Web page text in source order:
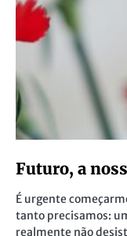
Futuro, a
É urgente
tanto precisamos:
realmente não